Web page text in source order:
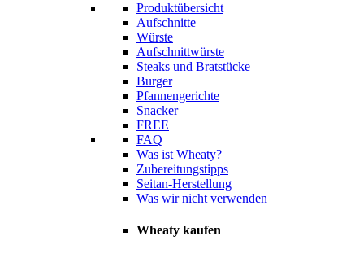
Produktübersicht
Aufschnitte
Würste
Aufschnittwürste
Steaks und Bratstücke
Burger
Pfannengerichte
Snacker
FREE
FAQ
Was ist Wheaty?
Zubereitungstipps
Seitan-Herstellung
Was wir nicht verwenden
Wheaty kaufen